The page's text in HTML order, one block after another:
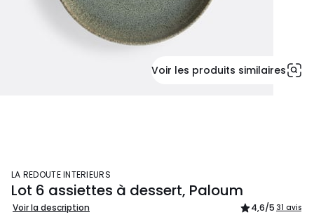
Voir les produits similaires
LA REDOUTE INTERIEURS
Lot 6 assiettes à dessert, Paloum
Voir la description 4,6/5 31 avis